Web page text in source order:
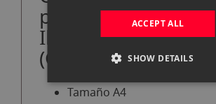
principales del papel
Ilford Smooth Pearl
(GPSPP) A4 25 hojas
Tamaño A4
ACCEPT ALL
SHOW DETAILS